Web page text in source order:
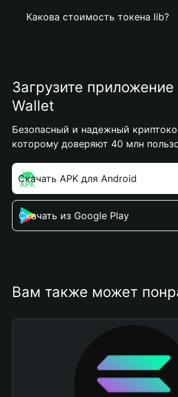
Какова стоимость токена lib?
Загрузите
Wallet
Безопасный и надежный
которому доверяют 40 млн
Скачать APK для Android
Скачать из Google Play
Вам также может